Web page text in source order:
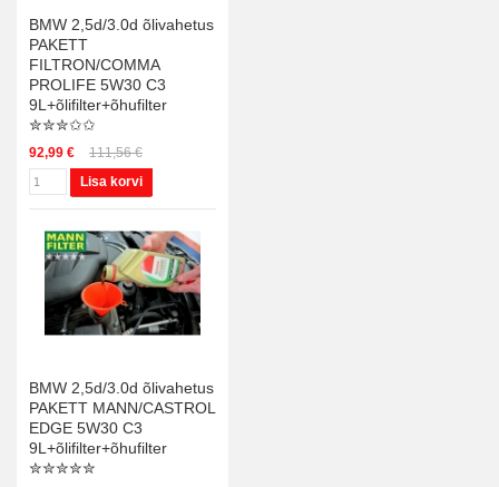
BMW 2,5d/3.0d õlivahetus
PAKETT
FILTRON/COMMA
PROLIFE 5W30 C3
9L+õlifilter+õhufilter
✮✮✮✩✩
92,99 €
111,56 €
Lisa korvi
BMW 2,5d/3.0d õlivahetus
PAKETT MANN/CASTROL
EDGE 5W30 C3
9L+õlifilter+õhufilter
✮✮✮✮✮